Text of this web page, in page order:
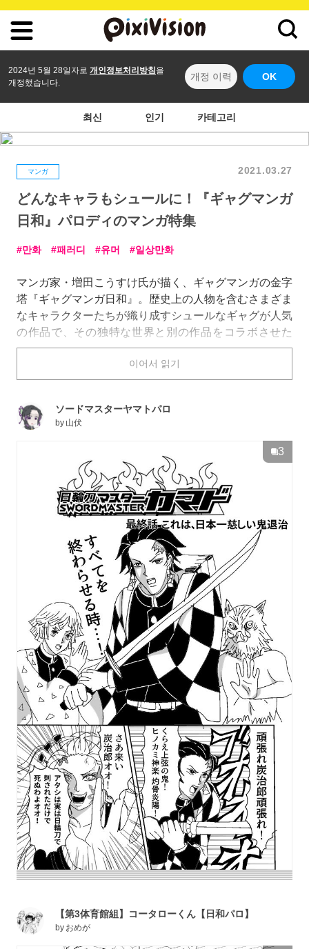
2024년 5월 28일자로 개인정보처리방침 을
개정했습니다.
개정 이력 OK
최신 인기 카테고리
マンガ 2021.03.27
どんなキャラもシュールに！『ギャグマンガ
日和』パロディのマンガ特集
만화 패러디 유머 일상만화
マンガ家・増田こうすけ氏が描く、ギャグマンガの金字
塔『ギャグマンガ日和』。歴史上の人物を含むさまざま
なキャラクターたちが織り成すシュールなギャグが人気
の作品で、その独特な世界と別の作品をコラボさせた
「#ギャグマンガ日和パロディ」がpixivにも多数投稿さ
今回はそんな『ギャグマンガ日和』パロディのマンガを
이어서 읽기
ソードマスターヤマトパロ
by 山伏
3
【第3体育館組】コータローくん【日和パロ】
by おめが